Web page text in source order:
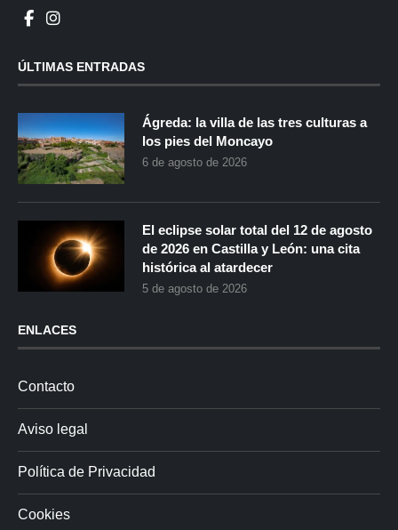
ÚLTIMAS ENTRADAS
Ágreda: la villa de las tres culturas a
los pies del Moncayo
6 de agosto de 2026
El eclipse solar total del 12 de agosto
de 2026 en Castilla y León: una cita
histórica al atardecer
5 de agosto de 2026
ENLACES
Contacto
Aviso legal
Política de Privacidad
Cookies